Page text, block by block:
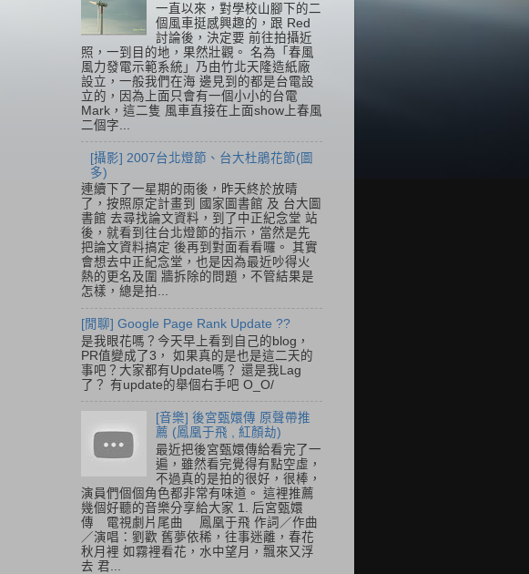
一直以來，對學校山腳下的二
個風車挺感興趣的，跟 Red
討論後，決定要 前往拍攝近
照，一到目的地，果然壯觀。 名為「春風
風力發電示範系統」乃由竹北天隆造紙廠
設立，一般我們在海 邊見到的都是台電設
立的，因為上面只會有一個小小的台電
Mark，這二隻 風車直接在上面show上春風
二個字...
[攝影] 2007台北燈節、台大杜鵑花節(圖
多)
連續下了一星期的雨後，昨天終於放晴
了，按照原定計畫到 國家圖書館 及 台大圖
書館 去尋找論文資料，到了中正紀念堂 站
後，就看到往台北燈節的指示，當然是先
把論文資料搞定 後再到對面看看囉。 其實
會想去中正紀念堂，也是因為最近吵得火
熱的更名及圍 牆拆除的問題，不管結果是
怎樣，總是拍...
[閒聊] Google Page Rank Update ??
是我眼花嗎？今天早上看到自己的blog，
PR值變成了3， 如果真的是也是這二天的
事吧？大家都有Update嗎？ 還是我Lag
了？ 有update的舉個右手吧 O_O/
[音樂] 後宮甄嬛傳 原聲帶推
薦 (鳳凰于飛 , 紅顏劫)
最近把後宮甄嬛傳給看完了一
遍，雖然看完覺得有點空虛，
不過真的是拍的很好，很棒，
演員們個個角色都非常有味道。 這裡推薦
幾個好聽的音樂分享給大家 1. 后宮甄嬛
傳 電視劇片尾曲 鳳凰于飛 作詞／作曲
／演唱：劉歡 舊夢依稀，往事迷離，春花
秋月裡 如霧裡看花，水中望月，飄來又浮
去 君...